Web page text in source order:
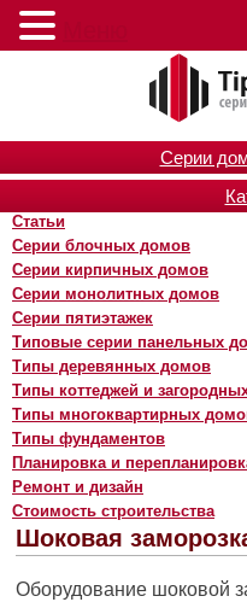
Серии
Статьи
Серии блочных домов
Серии кирпичных домов
Серии монолитных домов
Серии пятиэтажек
Типовые серии панельных
Типы деревянных домов
Типы коттеджей и
Типы многоквартирных
Типы фундаментов
Планировка и
Ремонт и дизайн
Стоимость строительства
Шоковая
Оборудование шоковой